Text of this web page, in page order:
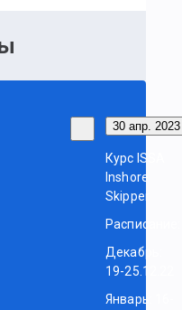
30 апр. 2023
Курс ISSA
Inshore
Skipper
Расписание:
Декабрь:
19-25.12.22
Январь: 16-